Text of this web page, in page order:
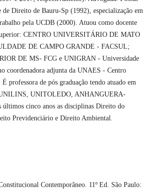
Direito de Bauru-Sp (1992), especialização em
pela UCDB (2000). Atuou como docente
CENTRO UNIVERSITÁRIO DE MATO
DE CAMPO GRANDE - FACSUL;
DE MS- FCG e UNIGRAN - Universidade
coordenadora adjunta da UNAES - Centro
professora de pós graduação tendo atuado em
UNILINS, UNITOLEDO, ANHANGUERA-
cinco anos as disciplinas Direito do
Previdenciário e Direito Ambiental.
Contemporâneo. 11º Ed. São Paulo: